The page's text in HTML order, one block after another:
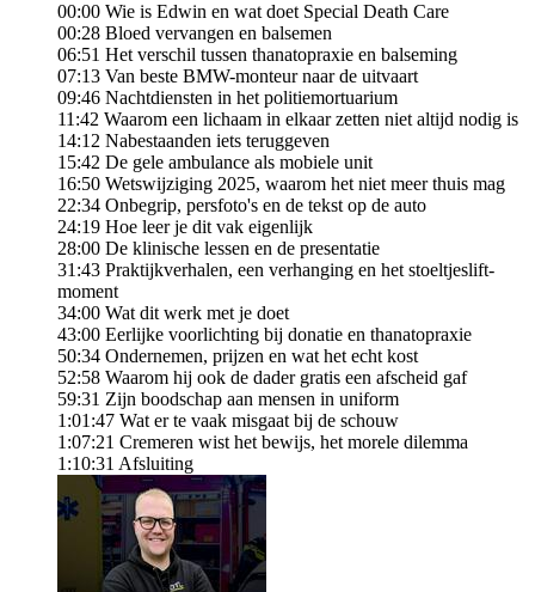
00:00 Wie is Edwin en wat doet Special Death Care
00:28 Bloed vervangen en balsemen
06:51 Het verschil tussen thanatopraxie en balseming
07:13 Van beste BMW-monteur naar de uitvaart
09:46 Nachtdiensten in het politiemortuarium
11:42 Waarom een lichaam in elkaar zetten niet altijd nodig is
14:12 Nabestaanden iets teruggeven
15:42 De gele ambulance als mobiele unit
16:50 Wetswijziging 2025, waarom het niet meer thuis mag
22:34 Onbegrip, persfoto's en de tekst op de auto
24:19 Hoe leer je dit vak eigenlijk
28:00 De klinische lessen en de presentatie
31:43 Praktijkverhalen, een verhanging en het stoeltjeslift-
moment
34:00 Wat dit werk met je doet
43:00 Eerlijke voorlichting bij donatie en thanatopraxie
50:34 Ondernemen, prijzen en wat het echt kost
52:58 Waarom hij ook de dader gratis een afscheid gaf
59:31 Zijn boodschap aan mensen in uniform
1:01:47 Wat er te vaak misgaat bij de schouw
1:07:21 Cremeren wist het bewijs, het morele dilemma
1:10:31 Afsluiting